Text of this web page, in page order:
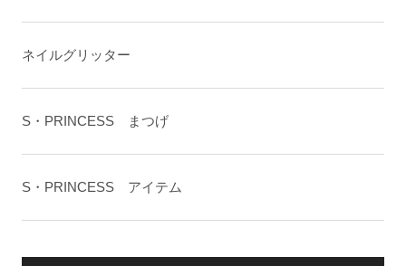
ネイルグリッター
S・PRINCESS まつげ
S・PRINCESS アイテム